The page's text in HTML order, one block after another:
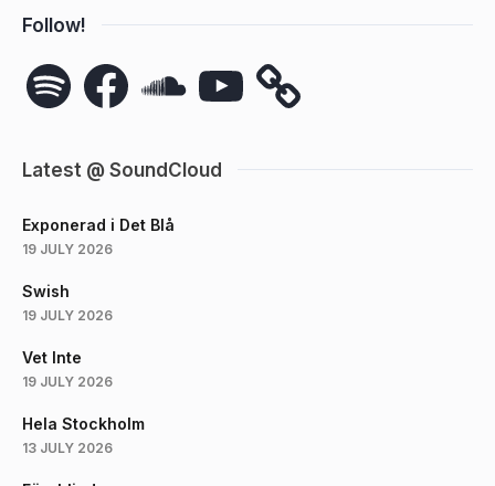
Follow!
Spotify Facebook YouTube
Latest @ SoundCloud
Exponerad i Det Blå
19 JULY 2026
Swish
19 JULY 2026
Vet Inte
19 JULY 2026
Hela Stockholm
13 JULY 2026